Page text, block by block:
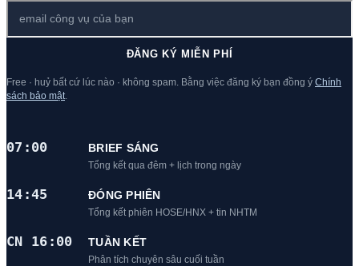
ĐĂNG KÝ MIỄN PHÍ
Free · huỷ bất cứ lúc nào · không spam. Bằng việc đăng ký bạn đồng ý Chính
sách bảo mật
07:00 BRIEF SÁNG
Tổng kết qua đêm + lịch trong ngày
14:45 ĐÓNG PHIÊN
Tổng kết phiên HOSE/HNX + tin NHTM
CN 16:00 TUẦN KẾT
Phân tích chuyên sâu cuối tuần